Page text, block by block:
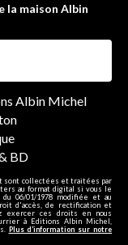
la maison Albin
Albin Michel
BD
sont collectées et traitées par
au format digital si vous le
06/01/1978 modifiée et au
d'accès, de rectification et
exercer ces droits en nous
à Editions Albin Michel,
Plus d’information sur notre